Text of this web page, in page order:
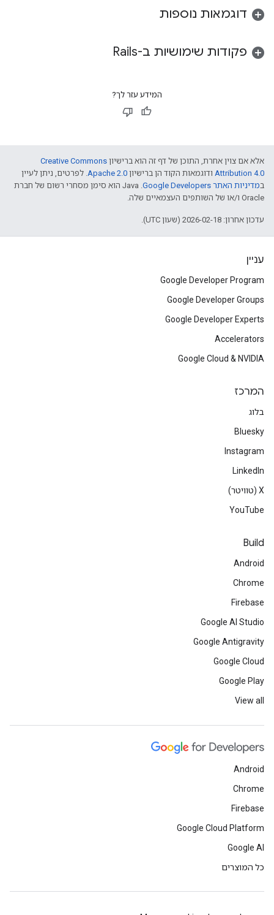
דוגמאות נוספות
פקודות שימושיות ב-Rails
המידע עזר לך?
אלא אם צוין אחרת, התוכן של דף זה הוא ברישיון Creative Commons
Attribution 4.0 ודוגמאות הקוד הן ברישיון Apache 2.0. לפרטים, ניתן לעיין
במדיניות האתר Google Developers‏
.‏ Java הוא סימן מסחרי רשום של חברת
Oracle ו/או של השותפים העצמאיים שלה.
עדכון אחרון: 2026-02-18 (שעון UTC).
עניין
Google Developer Program
Google Developer Groups
Google Developer Experts
Accelerators
Google Cloud & NVIDIA
המרכז
בלוג
Bluesky
Instagram
LinkedIn
‫X (טוויטר)
YouTube
Build
Android
Chrome
Firebase
Google AI Studio
Google Antigravity
Google Cloud
Google Play
View all
Android
Chrome
Firebase
Google Cloud Platform
Google AI
כל המוצרים